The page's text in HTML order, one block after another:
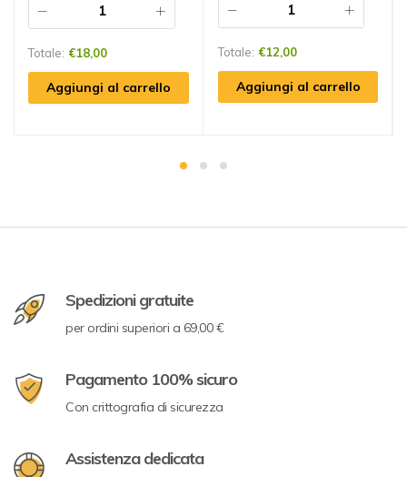
Totale: €18,00
Aggiungi al carrello
Totale: €12,00
Aggiungi al carrello
Spedizioni gratuite
per ordini superiori a 69,00 €
Pagamento 100% sicuro
Con crittografia di sicurezza
Assistenza dedicata